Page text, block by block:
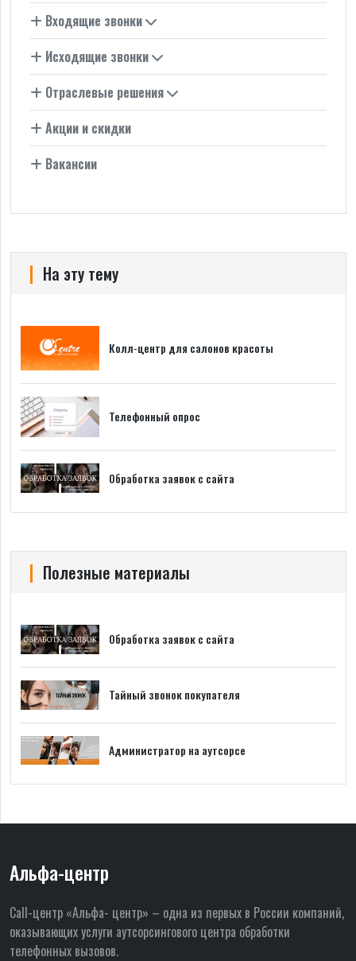
Входящие звонки
Исходящие звонки
Отраслевые решения
Акции и скидки
Вакансии
На эту тему
Колл-центр для салонов красоты
Телефонный опрос
Обработка заявок с сайта
Полезные материалы
Обработка заявок с сайта
Тайный звонок покупателя
Администратор на аутсорсе
Альфа-центр
Call-центр «Альфа- центр» – одна из первых в России компаний,
оказывающих услуги аутсорсингового центра обработки
телефонных вызовов.